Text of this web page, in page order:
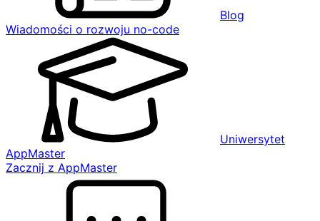
Blog
Wiadomości o rozwoju no-code
Uniwersytet
AppMaster
Zacznij z AppMaster